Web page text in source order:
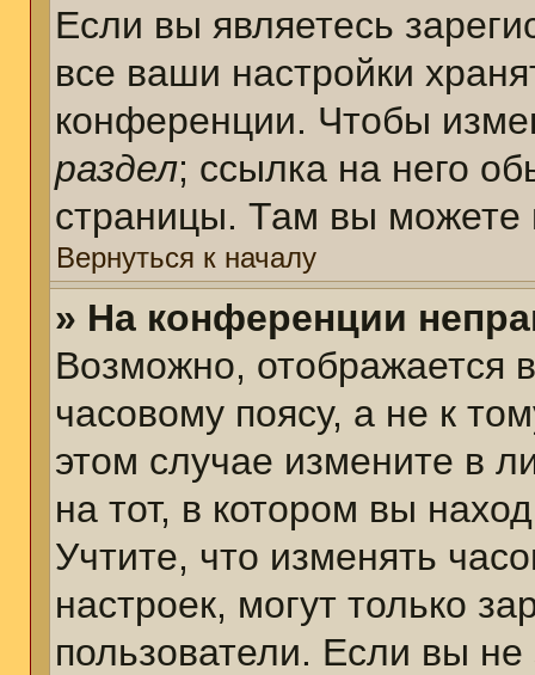
Если вы являетесь
все ваши настройки
конференции. Чтобы
раздел; ссылка на него
страницы. Там вы можете
Вернуться к началу
» На конференции
Возможно, отображается
часовому поясу, а не к
этом случае измените в
на тот, в котором вы
Учтите, что изменять
настроек, могут только
пользователи. Если вы